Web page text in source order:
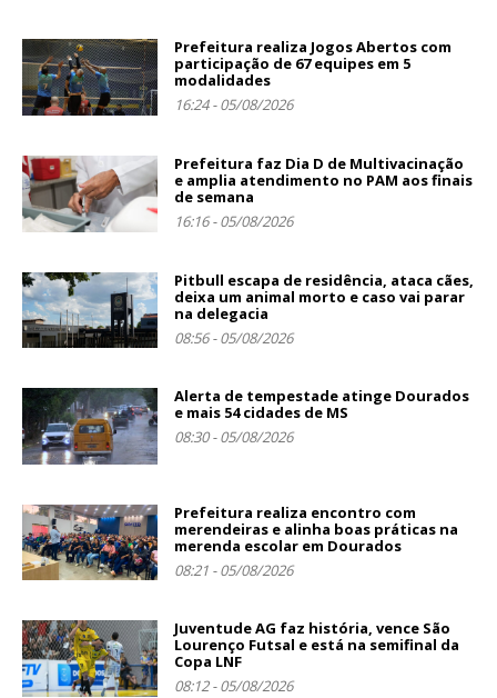
Prefeitura realiza Jogos Abertos com
participação de 67 equipes em 5
modalidades
16:24 - 05/08/2026
Prefeitura faz Dia D de Multivacinação
e amplia atendimento no PAM aos finais
de semana
16:16 - 05/08/2026
Pitbull escapa de residência, ataca cães,
deixa um animal morto e caso vai parar
na delegacia
08:56 - 05/08/2026
Alerta de tempestade atinge Dourados
e mais 54 cidades de MS
08:30 - 05/08/2026
Prefeitura realiza encontro com
merendeiras e alinha boas práticas na
merenda escolar em Dourados
08:21 - 05/08/2026
Juventude AG faz história, vence São
Lourenço Futsal e está na semifinal da
Copa LNF
08:12 - 05/08/2026